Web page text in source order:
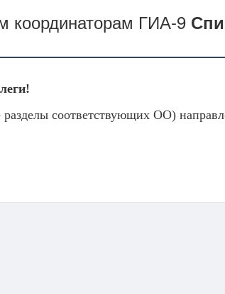
ГИА-9
соответствующих ОО)